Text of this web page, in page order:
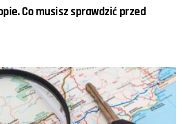
Co musisz sprawdzić przed